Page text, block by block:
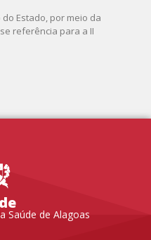
Estado, por meio da
referência para a II
Saúde de Alagoas